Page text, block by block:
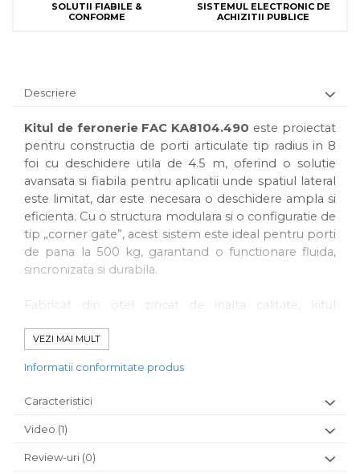
SOLUTII FIABILE &
CONFORME
SISTEMUL ELECTRONIC DE
ACHIZITII PUBLICE
Descriere
Kitul de feronerie FAC KA8104.490 este proiectat
pentru constructia de porti articulate tip radius in 8
foi cu deschidere utila de 4.5 m, oferind o solutie
avansata si fiabila pentru aplicatii unde spatiul lateral
este limitat, dar este necesara o deschidere ampla si
eficienta. Cu o structura modulara si o configuratie de
tip „corner gate”, acest sistem este ideal pentru porti
de pana la 500 kg, garantand o functionare fluida,
sincronizata si durabila.
Fabricat din otel zincat de inalta calitate, kitul
mecanica si la conditiile meteo severe, fiind potrivit
industriale. Mecanismul articulat asigura o deschidere
controlata si silentioasa, iar sistemul este compatibil
securitate.
VEZI MAI MULT
Informatii conformitate produs
Caracteristici
Video (1)
Review-uri (0)